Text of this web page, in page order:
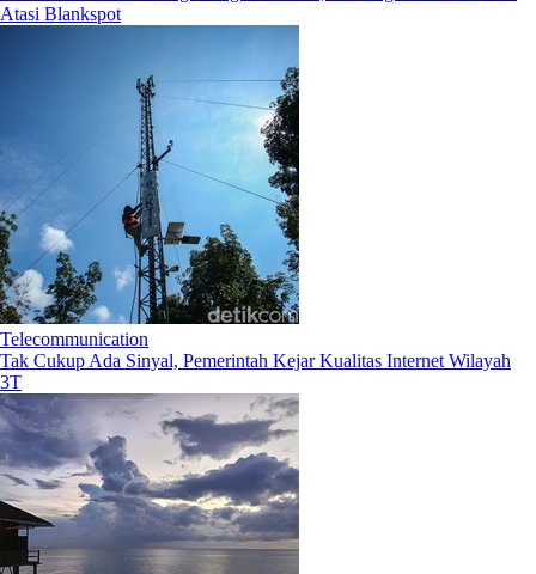
Atasi Blankspot
Telecommunication
Tak Cukup Ada Sinyal, Pemerintah Kejar Kualitas Internet Wilayah
3T